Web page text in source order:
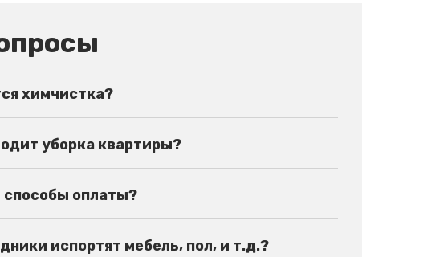
химчистка?
уборка квартиры?
способы оплаты?
испортят мебель, пол, и т.д.?